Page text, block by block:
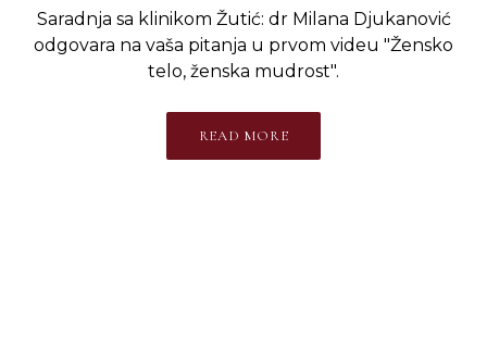
Saradnja sa klinikom Žutić: dr Milana Djukanović
odgovara na vaša pitanja u prvom videu "Žensko
telo, ženska mudrost".
READ MORE